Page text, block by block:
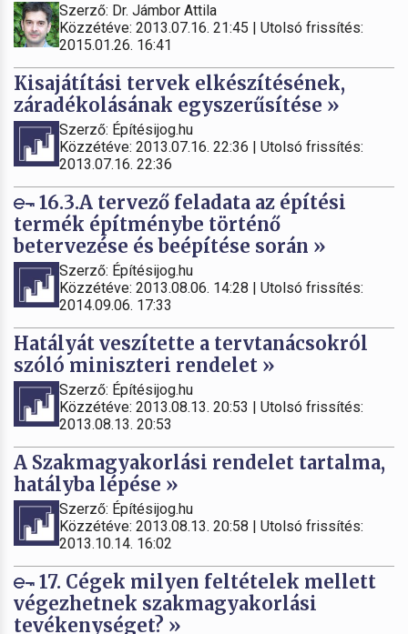
Szerző: Dr. Jámbor Attila
Közzétéve: 2013.07.16. 21:45 | Utolsó frissítés:
2015.01.26. 16:41
Kisajátítási tervek elkészítésének,
záradékolásának egyszerűsítése »
Szerző: Építésijog.hu
Közzétéve: 2013.07.16. 22:36 | Utolsó frissítés:
2013.07.16. 22:36
16.3.A tervező feladata az építési
termék építménybe történő
betervezése és beépítése során »
Szerző: Építésijog.hu
Közzétéve: 2013.08.06. 14:28 | Utolsó frissítés:
2014.09.06. 17:33
Hatályát veszítette a tervtanácsokról
szóló miniszteri rendelet »
Szerző: Építésijog.hu
Közzétéve: 2013.08.13. 20:53 | Utolsó frissítés:
2013.08.13. 20:53
A Szakmagyakorlási rendelet tartalma,
hatályba lépése »
Szerző: Építésijog.hu
Közzétéve: 2013.08.13. 20:58 | Utolsó frissítés:
2013.10.14. 16:02
17. Cégek milyen feltételek mellett
végezhetnek szakmagyakorlási
tevékenységet? »